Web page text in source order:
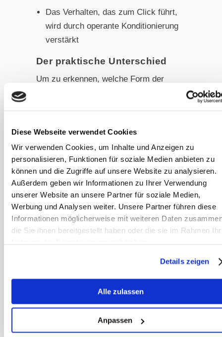
Diese Webseite verwendet Cookies
Wir verwenden Cookies, um Inhalte und Anzeigen zu
personalisieren, Funktionen für soziale Medien anbieten zu
können und die Zugriffe auf unsere Website zu analysieren.
Außerdem geben wir Informationen zu Ihrer Verwendung
unserer Website an unsere Partner für soziale Medien,
Werbung und Analysen weiter. Unsere Partner führen diese
Informationen möglicherweise mit weiteren Daten
die Sie ihnen bereitgestellt haben oder die sie im Rahmen
Details zeigen
Alle zulassen
Anpassen
Das Verhalten, das zum Click führt,
wird durch operante Konditionierung
verstärkt
Der praktische Unterschied
Um zu erkennen, welche Form der
zwischen zwei Ereignissen, ohne
selbst aktiv zu werden? →
Klassische Konditionierung
Konsequenzen seines eigenen
Verhaltens? → Operante
Die Antworten auf diese Fragen helfen
uns, Lernprozesse besser zu
verstehen und gezielter zu gestalten.
Ein Grundstein moderner
Lerntheorien